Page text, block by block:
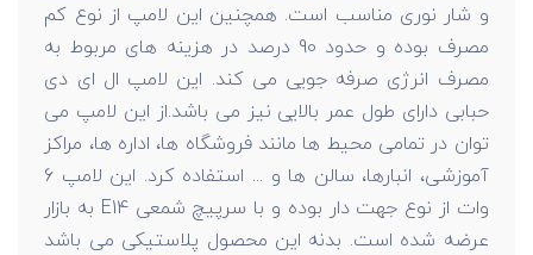
و شار نوری مناسب است. همچنین این لامپ از نوع کم
مصرف بوده و حدود 90 درصد در هزینه های مربوط به
مصرف انرژی صرفه جویی می کند. این لامپ ال ای دی
حبابی دارای طول عمر بالایی نیز می باشد.از این لامپ می
توان در تمامی محیط ها مانند فروشگاه ها، اداره ها، مراکز
آموزشی، انبارها، سالن ها و ... استفاده کرد. این لامپ 6
وات از نوع جهت دار بوده و با سرپیچ شمعی E14 به بازار
عرضه شده است. بدنه این محصول پلاستیکی می باشد